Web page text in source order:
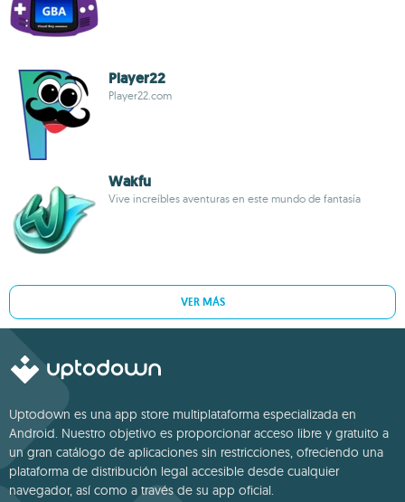
Player22
Player22.com
Wakfu
Vive increíbles aventuras en este mundo de fantasía
VER MÁS
Uptodown es una app store multiplataforma especializada en
Android. Nuestro objetivo es proporcionar acceso libre y gratuito a
un gran catálogo de aplicaciones sin restricciones, ofreciendo una
plataforma de distribución legal accesible desde cualquier
navegador, así como a través de su app oficial.